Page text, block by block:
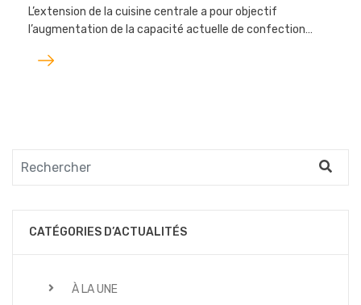
L’extension de la cuisine centrale a pour objectif
l’augmentation de la capacité actuelle de confection…
Lire
l'article
CATÉGORIES D’ACTUALITÉS
À LA UNE